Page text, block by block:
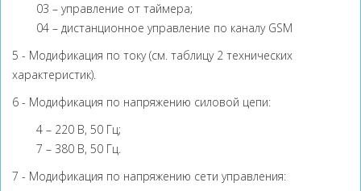
03 – управление от таймера;
04 – дистанционное управление по каналу GSM
5 - Модификация по току (см. таблицу 2 технических
характеристик).
6 - Модификация по напряжению силовой цепи:
4 – 220 В, 50 Гц;
7 – 380 В, 50 Гц.
7 - Модификация по напряжению сети управления: